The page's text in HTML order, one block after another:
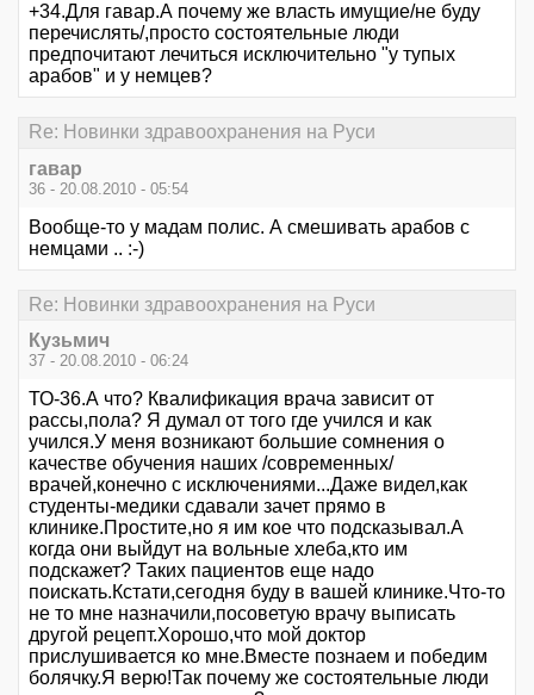
+34.Для гавар.А почему же власть имущие/не буду
перечислять/,просто состоятельные люди
предпочитают лечиться исключительно "у тупых
арабов" и у немцев?
Re: Новинки здравоохранения на Руси
гавар
36 - 20.08.2010 - 05:54
Вообще-то у мадам полис. А смешивать арабов с
немцами .. :-)
Re: Новинки здравоохранения на Руси
Кузьмич
37 - 20.08.2010 - 06:24
ТО-36.А что? Квалификация врача зависит от
рассы,пола? Я думал от того где учился и как
учился.У меня возникают большие сомнения о
качестве обучения наших /современных/
врачей,конечно с исключениями...Даже видел,как
студенты-медики сдавали зачет прямо в
клинике.Простите,но я им кое что подсказывал.А
когда они выйдут на вольные хлеба,кто им
подскажет? Таких пациентов еще надо
поискать.Кстати,сегодня буду в вашей клинике.Что-то
не то мне назначили,посоветую врачу выписать
другой рецепт.Хорошо,что мой доктор
прислушивается ко мне.Вместе познаем и победим
болячку.Я верю!Так почему же состоятельные люди